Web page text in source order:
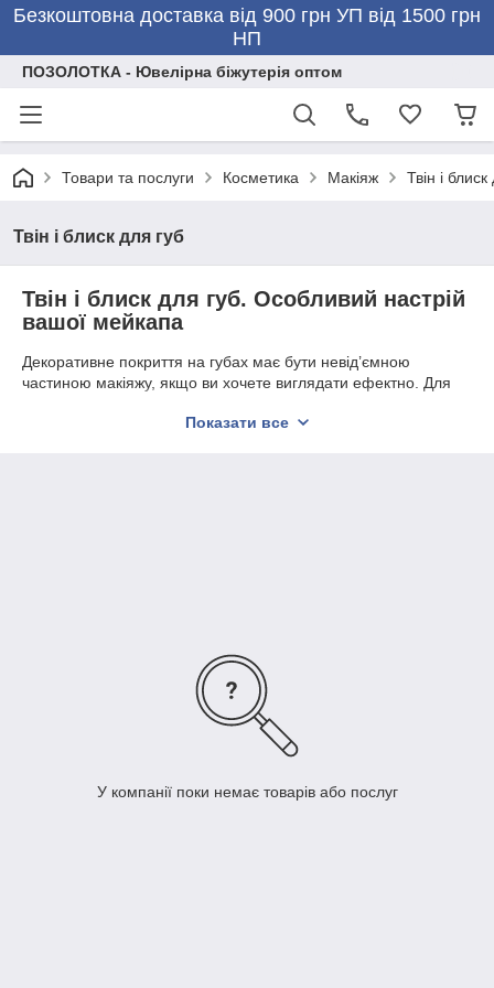
Безкоштовна доставка від 900 грн УП від 1500 грн
НП
ПОЗОЛОТКА - Ювелірна біжутерія оптом
Товари та послуги Косметика Макіяж Твін і
Твін і блиск для губ
Твін і блиск для губ. Особливий настрій
вашої мейкапа
Декоративне покриття на губах має бути невід’ємною
частиною макіяжу, якщо ви хочете виглядати ефектно. Для
рекомендується звернути увагу накорейський твінт
Показати все
У компанії поки немає товарів або послуг